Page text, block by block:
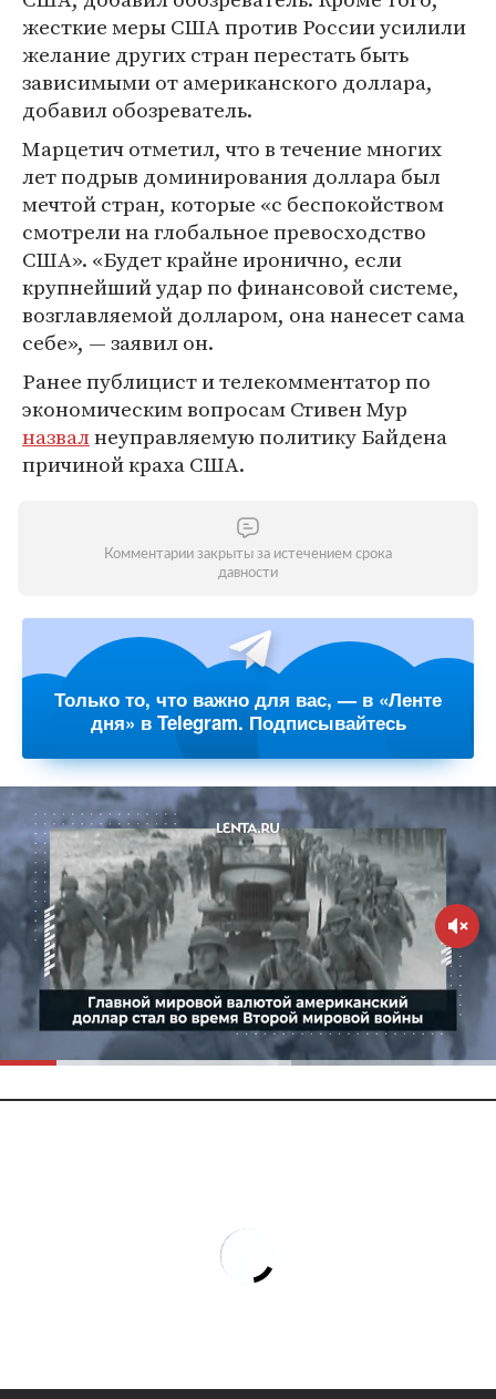
жесткие меры США против России усилили
желание других стран перестать быть
зависимыми от американского доллара,
добавил обозреватель.
Марцетич отметил, что в течение многих
лет подрыв доминирования доллара был
мечтой стран, которые «с беспокойством
смотрели на глобальное превосходство
США». «Будет крайне иронично, если
крупнейший удар по финансовой системе,
возглавляемой долларом, она нанесет сама
себе», — заявил он.
Ранее публицист и телекомментатор по
экономическим вопросам Стивен Мур
назвалнеуправляемую политику Байдена
причиной краха США.
Комментарии закрыты за истечением срока
давности
Только то, что важно для вас, — в «Ленте
дня» в Telegram. Подписывайтесь